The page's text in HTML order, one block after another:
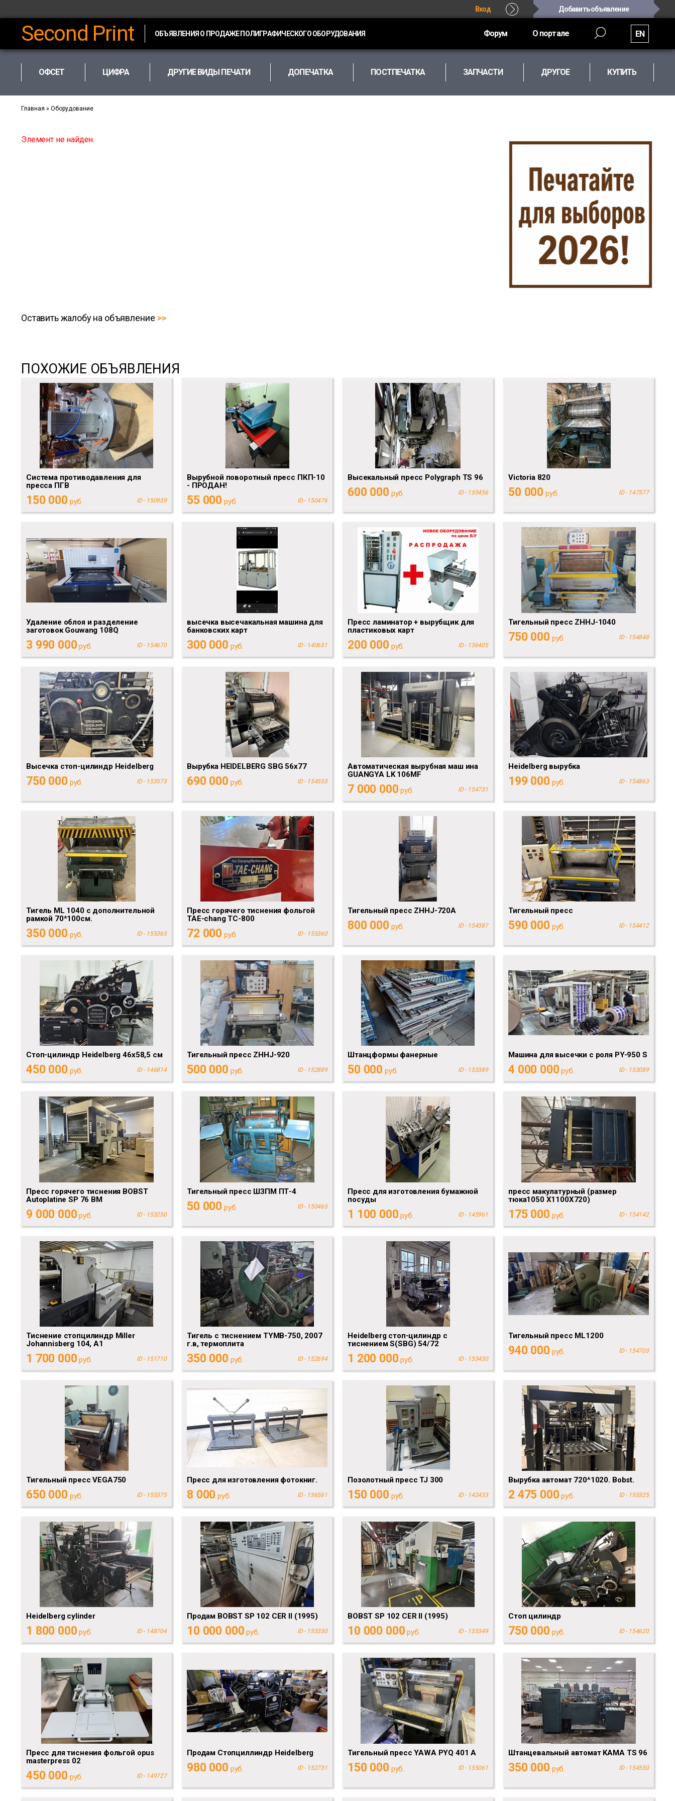
Вход Добавить объявление
Second Print ОБЪЯВЛЕНИЯ О ПРОДАЖЕ ПОЛИГРАФИЧЕСКОГО ОБОРУДОВАНИЯ Форум О портале EN
ОФСЕТ ЦИФРА ДРУГИЕ ВИДЫ ПЕЧАТИ ДОПЕЧАТКА ПОСТПЕЧАТКА ЗАПЧАСТИ ДРУГОЕ КУПИТЬ
Главная » Оборудование
Элемент не найден.
Оставить жалобу на объявление
ПОХОЖИЕ ОБЪЯВЛЕНИЯ
Система противодавления для
пресса ПГВ
150 000 руб. ID - 150939
Вырубной поворотный пресс ПКП-10
- ПРОДАН!
55 000 руб. ID - 150476
Высекальный пресс Polygraph TS 96
600 000 руб. ID - 155456
Victoria 820
50 000 руб. ID - 147577
Удаление облоя и разделение
заготовок Gouwang 108Q
3 990 000 руб. ID - 154670
высечка высечакальная машина для
банковских карт
300 000 руб. ID - 140651
Пресс ламинатор + вырубщик для
пластиковых карт
200 000 руб. ID - 136405
Тигельный пресс ZHHJ-1040
750 000 руб. ID - 154848
Высечка стоп-цилиндр Heidelberg
750 000 руб. ID - 153573
Вырубка HEIDELBERG SBG 56x77
690 000 руб. ID - 154553
Автоматическая вырубная маш ина
GUANGYA LK 106MF
7 000 000 руб. ID - 154731
Heidelberg вырубка
199 000 руб. ID - 154863
Тигель ML 1040 с дополнительной
рамкой 70*100см.
350 000 руб. ID - 155365
Пресс горячего тиснения фольгой
TAE-chang TC-800
72 000 руб. ID - 155360
Тигельный пресс ZHHJ-720A
800 000 руб. ID - 154387
Тигельный пресс
590 000 руб. ID - 154412
Стоп-цилиндр Heidelberg 46х58,5 см
450 000 руб. ID - 146814
Тигельный пресс ZHHJ-920
500 000 руб. ID - 152889
Штанцформы фанерные
50 000 руб. ID - 153389
Машина для высечки с роля PY-950 S
4 000 000 руб. ID - 153089
Пресс горячего тиснения BOBST
Autoplatine SP 76 BM
9 000 000 руб. ID - 153250
Тигельный пресс ШЗПМ ПТ-4
50 000 руб. ID - 150465
Пресс для изготовления бумажной
посуды
1 100 000 руб. ID - 145961
пресс макулатурный (размер
тюка1050 Х1100Х720)
175 000 руб. ID - 154142
Тиснение стопцилиндр Miller
Johannisberg 104, А1
1 700 000 руб. ID - 151710
Тигель с тиснением TYMB-750, 2007
г.в, термоплита
350 000 руб. ID - 152694
Heidelberg стоп-цилиндр с
тиснением S(SBG) 54/72
1 200 000 руб. ID - 153430
Тигельный пресс ML1200
940 000 руб. ID - 154703
Тигельный пресс VEGA750
650 000 руб. ID - 155375
Пресс для изготовления фотокниг.
8 000 руб. ID - 136561
Позолотный пресс TJ 300
150 000 руб. ID - 142433
Вырубка автомат 720^1020. Bobst.
2 475 000 руб. ID - 153325
Heidelberg cylinder
1 800 000 руб. ID - 148704
Продам BOBST SP 102 CER II (1995)
10 000 000 руб. ID - 155350
BOBST SP 102 CER II (1995)
10 000 000 руб. ID - 155349
Стоп цилиндр
750 000 руб. ID - 154620
Пресс для тиснения фольгой opus
masterpress 02
450 000 руб. ID - 149727
Продам Стопциллиндр Heidelberg
980 000 руб. ID - 152731
Тигельный пресс YAWA PYQ 401 A
150 000 руб. ID - 155061
Штанцевальный автомат KAMA TS 96
350 000 руб. ID - 154550